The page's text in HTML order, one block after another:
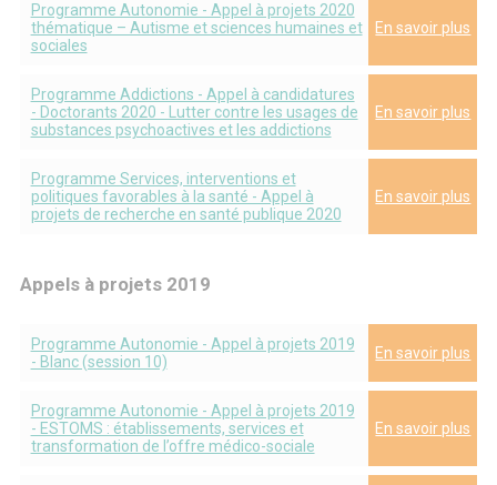
Programme Autonomie - Appel à projets 2020
thématique – Autisme et sciences humaines et
sociales
En savoir plus
Programme Addictions - Appel à candidatures
- Doctorants 2020 - Lutter contre les usages de
substances psychoactives et les addictions
En savoir plus
Programme Services, interventions et
politiques favorables à la santé - Appel à
projets de recherche en santé publique 2020
En savoir plus
Appels à projets 2019
Programme Autonomie - Appel à projets 2019
- Blanc (session 10)
En savoir plus
Programme Autonomie - Appel à projets 2019
- ESTOMS : établissements, services et
transformation de l’offre médico-sociale
En savoir plus